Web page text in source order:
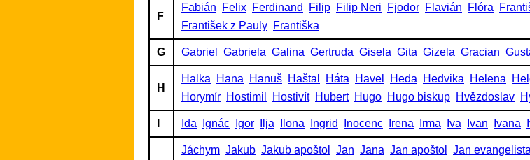
F
Fabián Felix Ferdinand Filip Filip Neri Fjodor Flavián Flóra
František z Pauly Františka
G Gabriel Gabriela Galina Gertruda Gisela Gita Gizela Gracian
H
Halka Hana Hanuš Haštal Háta Havel Heda Hedvika Helena
Horymír Hostimil Hostivít Hubert Hugo Hugo biskup Hvězdoslav
Ida Ignác Igor Ilja Ilona Ingrid Inocenc Irena Irma Iva Ivan Ivana
Jáchym Jakub Jakub apoštol Jan Jana Jan apoštol Jan evangelista